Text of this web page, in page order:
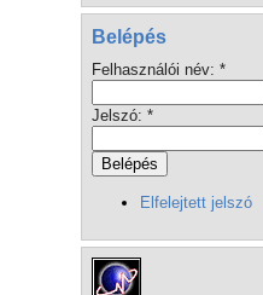
Belépés
Felhasználói név: *
Jelszó: *
Elfelejtett jelszó